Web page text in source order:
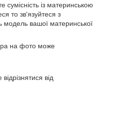
сумісність із материнською
то зв'язуйтеся з
модель вашої материнської
на фото може
від